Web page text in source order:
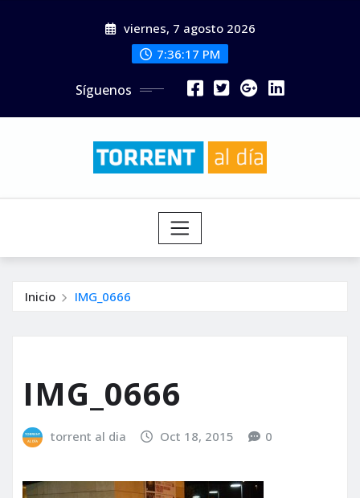
viernes, 7 agosto 2026
7:36:19 PM
Síguenos
Inicio IMG_0666
IMG_0666
torrent al dia Oct 18, 2015 0